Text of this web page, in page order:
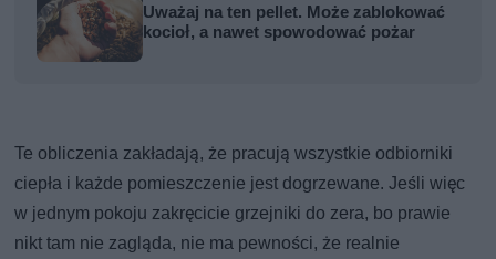
Uważaj na ten pellet. Może zablokować
kocioł, a nawet spowodować pożar
Te obliczenia zakładają, że pracują wszystkie odbiorniki
ciepła i każde pomieszczenie jest dogrzewane. Jeśli więc
w jednym pokoju zakręcicie grzejniki do zera, bo prawie
nikt tam nie zagląda, nie ma pewności, że realnie